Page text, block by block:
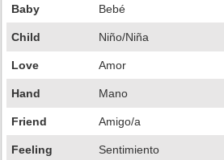
Baby Bebé
Child Niño/Niña
Love Amor
Hand Mano
Friend Amigo/a
Feeling Sentimiento